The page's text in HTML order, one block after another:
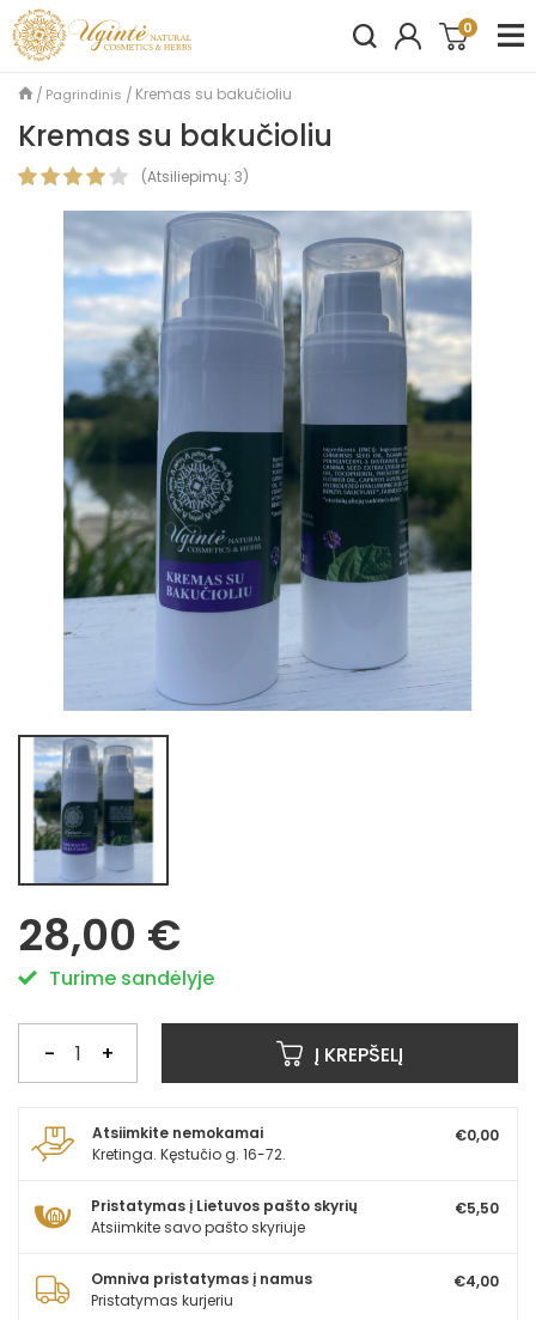
0
Pagrindinis Kremas su bakučioliu
Kremas su bakučioliu
(Atsiliepimų: 3)
28,00 €
Turime sandėlyje
- + Į KREPŠELĮ
Atsiimkite nemokamai
Kretinga. Kęstučio g. 16-72.
€0,00
Pristatymas į Lietuvos pašto skyrių
Atsiimkite savo pašto skyriuje
€5,50
Omniva pristatymas į namus
Pristatymas kurjeriu
€4,00